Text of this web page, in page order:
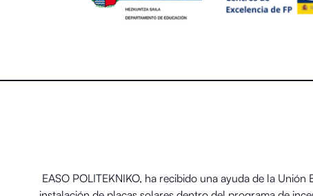
EASO POLITEKNIKO, ha recibido una ayuda de la